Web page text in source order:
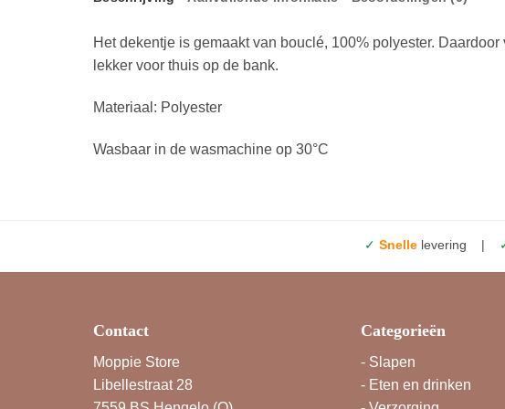
Het dekentje is gemaakt van bouclé, 100% polyester.
lekker voor thuis op de bank.
Materiaal: Polyester
Wasbaar in de wasmachine op 30°C
✓ Snelle levering |
Contact
Moppie Store
Libellestraat 28
Categorieën
- Slapen
- Eten en drinken